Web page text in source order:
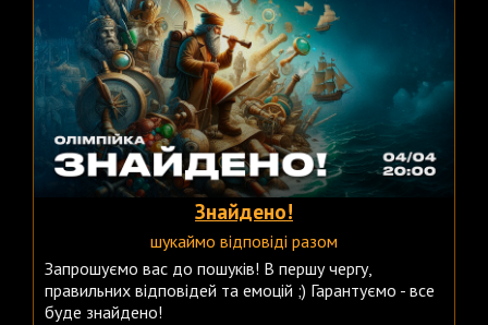
Знайдено!
шукаймо відповіді разом
Запрошуємо вас до пошуків! В першу чергу,
правильних відповідей та емоцій ;) Гарантуємо - все
буде знайдено!